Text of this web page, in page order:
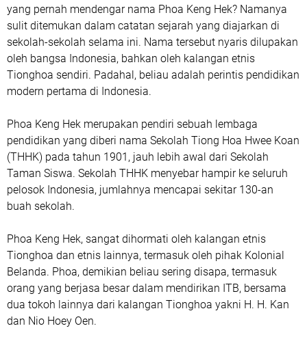
yang pernah mendengar nama Phoa Keng Hek? Namanya
sulit ditemukan dalam catatan sejarah yang diajarkan di
sekolah-sekolah selama ini. Nama tersebut nyaris dilupakan
oleh bangsa Indonesia, bahkan oleh kalangan etnis
Tionghoa sendiri. Padahal, beliau adalah perintis pendidikan
modern pertama di Indonesia.
Phoa Keng Hek merupakan pendiri sebuah lembaga
pendidikan yang diberi nama Sekolah Tiong Hoa Hwee Koan
(THHK) pada tahun 1901, jauh lebih awal dari Sekolah
Taman Siswa. Sekolah THHK menyebar hampir ke seluruh
pelosok Indonesia, jumlahnya mencapai sekitar 130-an
buah sekolah.
Phoa Keng Hek, sangat dihormati oleh kalangan etnis
Tionghoa dan etnis lainnya, termasuk oleh pihak Kolonial
Belanda. Phoa, demikian beliau sering disapa, termasuk
orang yang berjasa besar dalam mendirikan ITB, bersama
dua tokoh lainnya dari kalangan Tionghoa yakni H. H. Kan
dan Nio Hoey Oen.